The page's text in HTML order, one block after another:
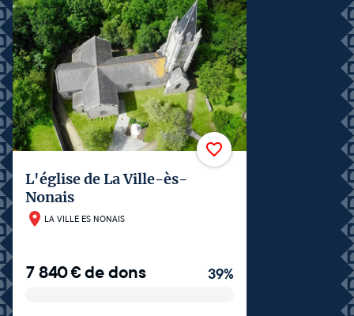
L'église de La Ville-ès-
Nonais
LA VILLE ES NONAIS
7 840€de dons 39%